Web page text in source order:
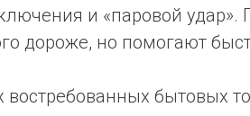
и «паровой удар».
дороже, но помогают
бытовых